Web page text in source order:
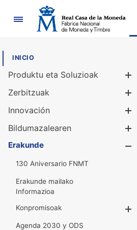
Nabigazioa
INICIO
Produktu eta Soluzioak
Zerbitzuak
Innovación
Bildumazalearen
Erakunde
130 Aniversario FNMT
Erakunde mailako
Informazioa
Konpromisoak
Agenda 2030 y ODS